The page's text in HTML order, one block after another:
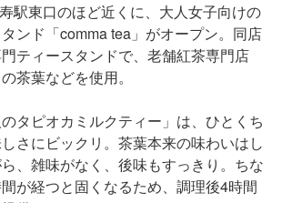
駅東口のほど近くに、大人女子向けの
ンド「comma tea」がオープン。同店
ティースタンドで、老舗紅茶専門店
茶葉などを使用。
タピオカミルクティー」は、ひとくち
さにビックリ。茶葉本来の味わいはし
、雑味がなく、後味もすっきり。ちな
が経つと固くなるため、調理後4時間